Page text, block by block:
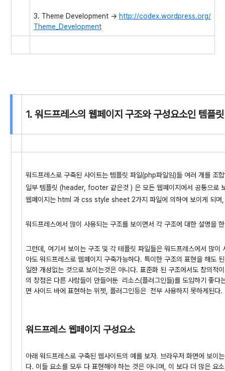
3. Theme Development -> http://codex.wordpress.org/
Theme_Development
1. 워드프레스의 웹페이지 구조와 구성요소인 템플
워드프레스로 구축된 사이트는 템플릿 파일(php파일임)들 여러 개를 조
일부 템플릿 (header, footer 같은것 ) 은 모든 웹페이지에서 공통으로
웹페이지는 html 과 css style sheet 2가지 파일에 의하여 보이게 되며,
워드프레스에서 많이 사용되는 구조를 보이면서 각 구조에 대한 설명을
그런데, 여기서 보이는 구조 및 각 테플릿 파일들은 워드프레스에서 많
아도 워드프레스로 웹페이지 구축가능하다. 특이한 구조의 표현을 해도
일한 개성없는 것으로 보이는것은 아니다. 표준화 된 구조에서도 창의적
의 장점은 다른 사람들이 만들어둔 리소스(플러그인들)를 도입하기 좋
면 사이드 바에 표현하는 위젯, 플러그인등은 전부 사용하지 못하게된
워드프레스 웹페이지 구성요소
아래 워드프레스로 구축된 웹사이트의 예를 보자. 브라우저 화면에
다. 이들 요소를 모두 다 표현해야 하는 것은 아니며, 이 보다 더 많은 요